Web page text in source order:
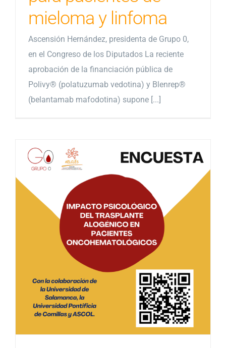
mieloma y linfoma
Ascensión Hernández, presidenta de Grupo 0,
en el Congreso de los Diputados La reciente
aprobación de la financiación pública de
Polivy® (polatuzumab vedotina) y Blenrep®
(belantamab mafodotina) supone [...]